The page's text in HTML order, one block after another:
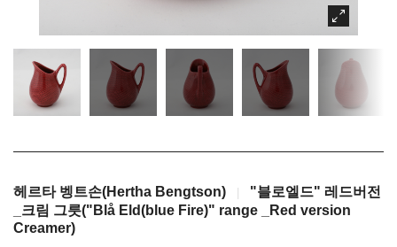
헤르타 벵트손(Hertha Bengtson)
"블로엘드" 레드버전
_크림 그릇("Blå Eld(blue Fire)" range _Red version
Creamer)